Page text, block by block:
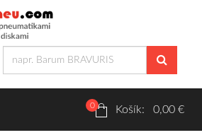
0 Košík: 0,00 €